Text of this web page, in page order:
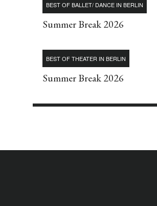
BEST OF BALLET/ DANCE IN BERLIN
Summer Break 2026
BEST OF THEATER IN BERLIN
Summer Break 2026